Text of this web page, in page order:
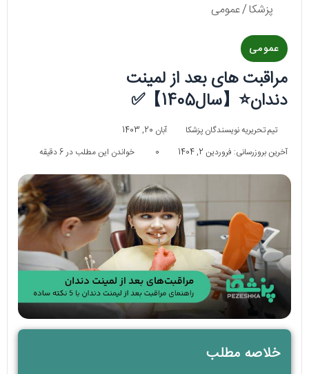
پزشکا/عمومی
عمومی
مراقبت های بعد از لمینت
دندان⭐【سال1405】✅
تیم تحریریه نویسندگان پزشکا
آبان 20, 1403
آخرین بروزرسانی: فروردین 2, 1404
0 خواندن این مطلب در 6 دقیقه
خلاصه مطلب